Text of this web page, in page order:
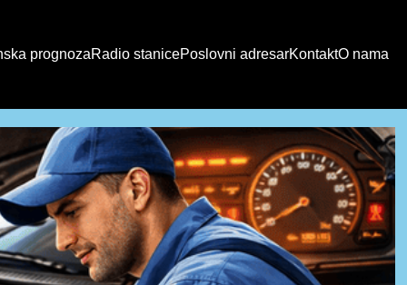
prognozaRadio stanicePoslovni adresarKontaktO nama